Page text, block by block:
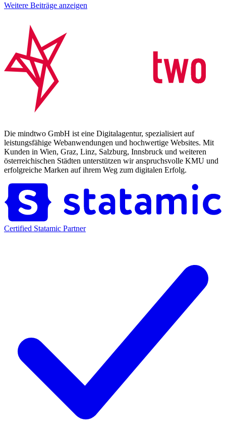
Weitere Beiträge anzeigen
Die mindtwo GmbH ist eine Digitalagentur, spezialisiert auf
leistungsfähige Webanwendungen und hochwertige Websites. Mit
Kunden in Wien, Graz, Linz, Salzburg, Innsbruck und weiteren
österreichischen Städten unterstützen wir anspruchsvolle KMU und
erfolgreiche Marken auf ihrem Weg zum digitalen Erfolg.
Certified Statamic Partner